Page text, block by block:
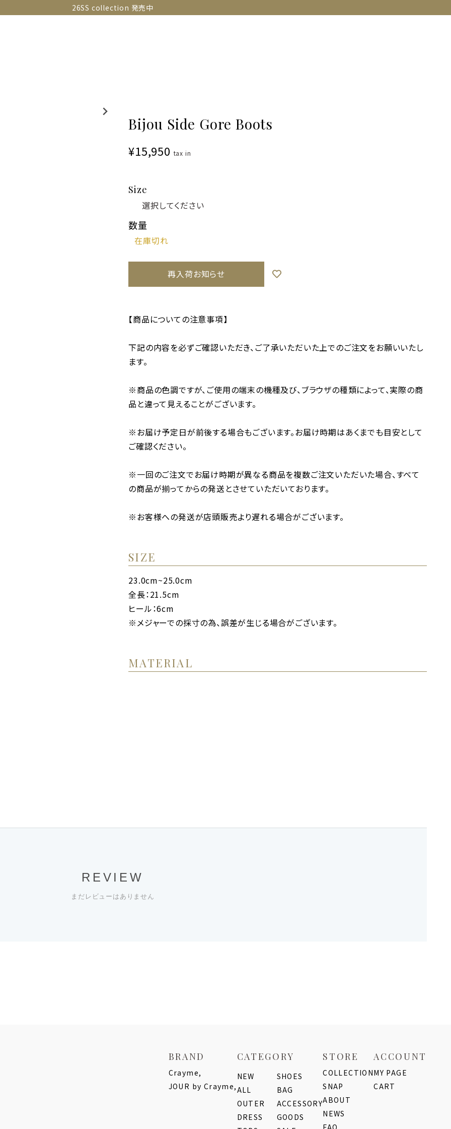
26SS collection 発売中
Bijou Side Gore Boots
¥15,950 tax in
Size
数量
再入荷お知らせ
【商品についての注意事項】
下記の内容を必ずご確認いただき、ご了承いただいた上でのご注文をお願いいたし
ます。
※商品の色調ですが、ご使用の端末の機種及び、ブラウザの種類によって、実際の商
品と違って見えることがございます。
※お届け予定日が前後する場合もございます。お届け時期はあくまでも目安として
ご確認ください。
※一回のご注文でお届け時期が異なる商品を複数ご注文いただいた場合、すべて
の商品が揃ってからの発送とさせていただいております。
※お客様への発送が店頭販売より遅れる場合がございます。
SIZE
23.0cm~25.0cm
全長：21.5cm
ヒール：6cm
※メジャーでの採寸の為、誤差が生じる場合がございます。
MATERIAL
REVIEW
まだレビューはありません
BRAND
Crayme,
JOUR by Crayme,
CATEGORY
NEW
ALL
OUTER
DRESS
SHOES
BAG
ACCESSORY
GOODS
STORE
COLLECTION
SNAP
ABOUT
NEWS
FAQ
ACCOUNT
MY PAGE
CART